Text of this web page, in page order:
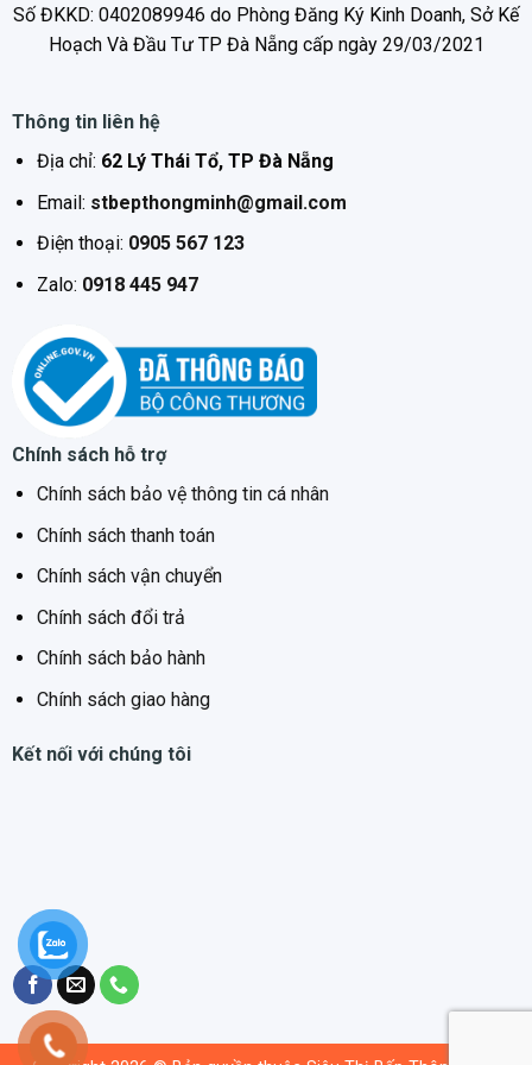
dạng: Khóa trẻ em an toàn, cảnh báo chống tràn, cảnh
Mặt dưới được làm bằng thép, phủ sơn tĩnh điện với độ
bền cao.
Bếp điện từ ML986 DKT hiện đang được bày bán rộng
khắp các showroom trên toàn quốc. Thời gian bảo hành
36 tháng chính hãng D’mestik giúp khách hàng hoàn
Số ĐKKD: 0402089946 do Phòng Đăng Ký Kinh Doanh, Sở Kế
Hoạch Và Đầu Tư TP Đà Nẵng cấp ngày 29/03/2021
Thông tin liên hệ
Địa chỉ: 62 Lý Thái Tổ, TP Đà Nẵng
Email: stbepthongminh@gmail.com
Điện thoại: 0905 567 123
Zalo: 0918 445 947
Chính sách hỗ trợ
Chính sách bảo vệ thông tin cá nhân
Chính sách thanh toán
Chính sách vận chuyển
Chính sách đổi trả
Chính sách bảo hành
Chính sách giao hàng
Kết nối với chúng tôi